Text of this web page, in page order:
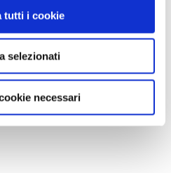
tutti i cookie
selezionati
necessari